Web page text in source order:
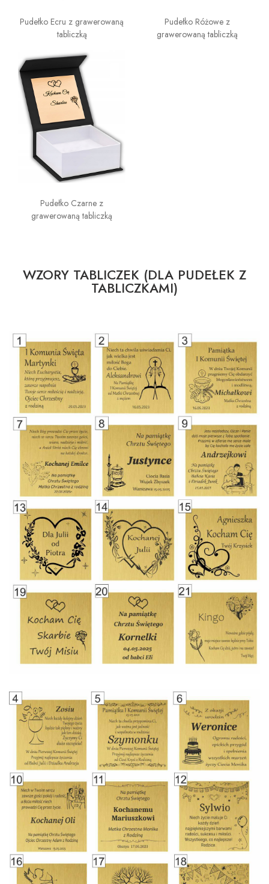
Pudełko Ecru z grawerowaną
tabliczką
Pudełko Różowe z
grawerowaną tabliczką
Pudełko Czarne z
grawerowaną tabliczką
WZORY TABLICZEK (DLA PUDEŁEK Z
TABLICZKAMI)